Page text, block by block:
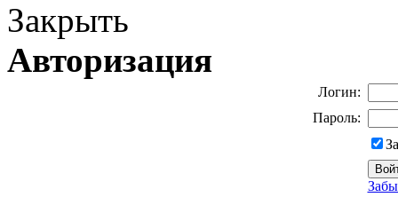
Закрыть
Авторизация
Логин:
Пароль: